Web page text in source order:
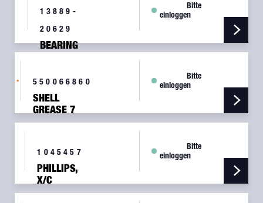
13889-
20629
BEARING
751-489
Bitte
einloggen
550066860
SHELL
GREASE 7
400 GR
Bitte
einloggen
1045457
PHILLIPS,
X/C
20W50
Bitte
einloggen